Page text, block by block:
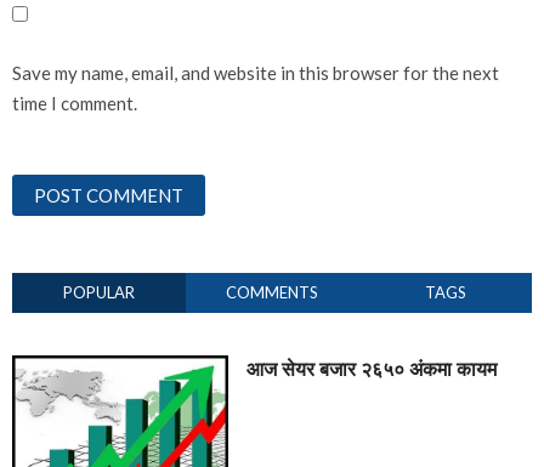
Save my name, email, and website in this browser for the next
time I comment.
POPULAR COMMENTS TAGS
आज सेयर बजार २६५० अंकमा कायम